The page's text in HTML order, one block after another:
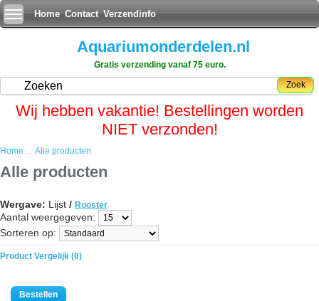
Home Contact Verzendinfo
Aquariumonderdelen.nl
Gratis verzending vanaf 75 euro.
Zoek
Wij hebben vakantie! Bestellingen worden
NIET verzonden!
Home :: Alle producten
Alle producten
Wergave: Lijst / Rooster
Aantal weergegeven:
Sorteren op:
Product Vergelijk (0)